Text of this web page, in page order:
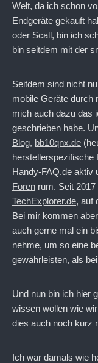
Welt, da ich schon
Endgeräte gekauft
oder Scall, bin ich
bin seitdem mit der
Seitdem sind nicht
mobile Geräte durch
mich auch dazu das
geschrieben habe.
Blog, bb10qnx.de
herstellerspezifische
Handy-FAQ.de aktiv
Foren rum. Seit
TechExplorer.de, auf
Bei mir kommen
auch gerne mal ein
nehme, um so eine
gewährleisten, als
Und nun bin ich hier
wissen wollen wie
dies auch noch kurz
Ich war damals wie